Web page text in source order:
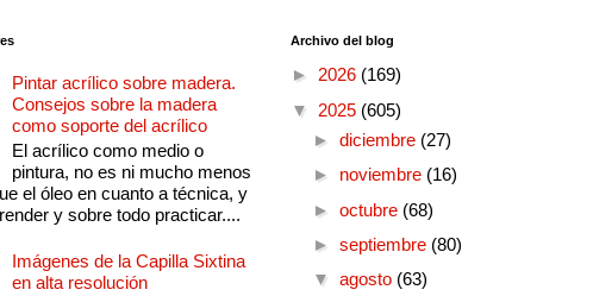
Pintar acrílico sobre madera.
Consejos sobre la madera
como soporte del acrílico
El acrílico como medio o
pintura, no es ni mucho menos
el óleo en cuanto a técnica, y
y sobre todo practicar....
Imágenes de la Capilla Sixtina
en alta resolución
Archivo del blog
► 2026 (169)
▼ 2025 (605)
► diciembre (27)
► noviembre (16)
► octubre (68)
► septiembre (80)
▼ agosto (63)